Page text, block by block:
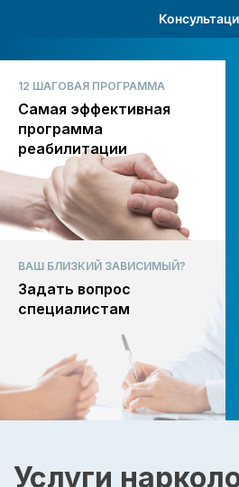
12 ШАГОВАЯ ПРОГРАММА
Самая эффективная
программа
реабилитации
ВАШ БЛИЗКИЙ ЗАВИСИМЫЙ?
Задать вопрос
специалистам
Услуги